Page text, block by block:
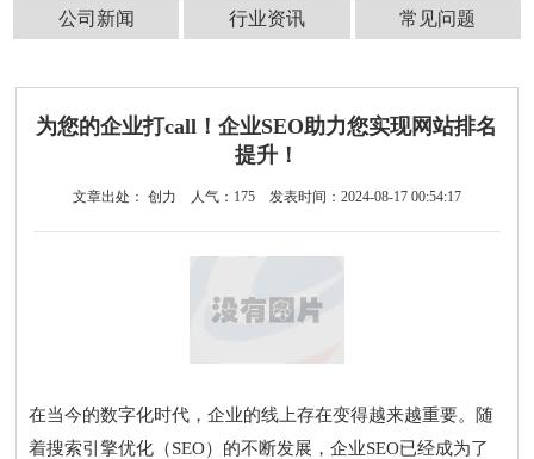
公司新闻 行业资讯 常见问题
为您的企业打call！企业SEO助力您实现网站排名
提升！
文章出处： 创力 人气： 175 发表时间：2024-08-17 00:54:17
在当今的数字化时代，企业的线上存在变得越来越重要。随
着搜索引擎优化（SEO）的不断发展，企业SEO已经成为了